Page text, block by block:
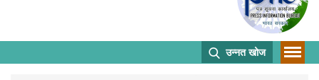
उन्नत खोज